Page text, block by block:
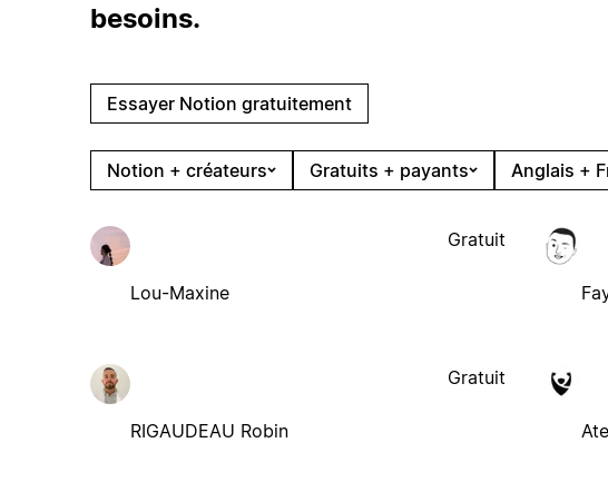
besoins.
Essayer Notion gratuitement
Notion + créateurs Gratuits + payants Anglais +
Lou-Maxine
Gratuit
RIGAUDEAU Robin
Gratuit